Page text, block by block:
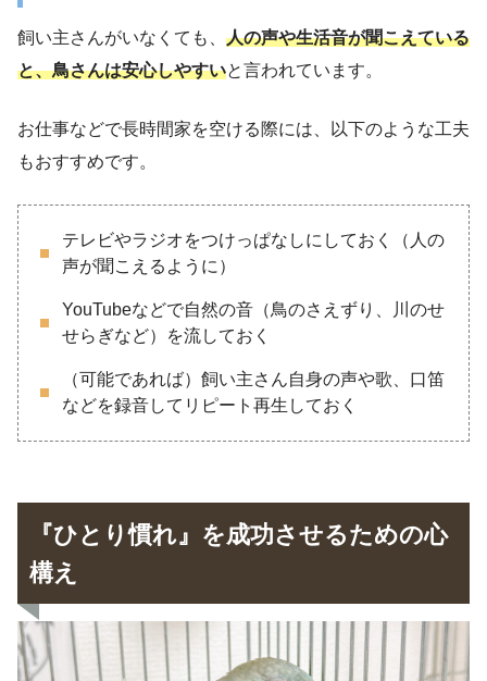
飼い主さんがいなくても、 人の声や生活音が聞こえている
と、鳥さんは安心しやすいと言われています。
お仕事などで長時間家を空ける際には、以下のような工夫
もおすすめです。
テレビやラジオをつけっぱなしにしておく（人の
声が聞こえるように）
YouTubeなどで自然の音（鳥のさえずり、川のせ
せらぎなど）を流しておく
（可能であれば）飼い主さん自身の声や歌、口笛
などを録音してリピート再生しておく
『ひとり慣れ』を成功させるための心
構え